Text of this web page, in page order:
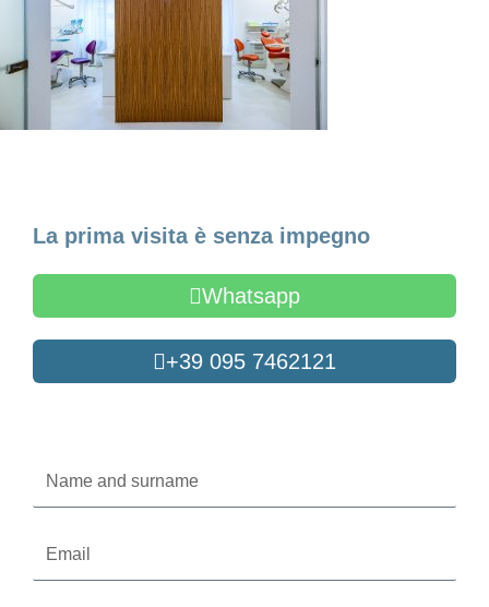
La prima visita è senza impegno
Whatsapp
+39 095 7462121
and
surname